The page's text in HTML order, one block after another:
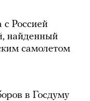
Россией
найденный
самолетом
в Госдуму